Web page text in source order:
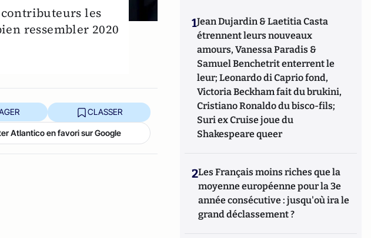
contributeurs les
ressembler 2020
CLASSER
Atlantico en favori sur Google
1Jean Dujardin & Laetitia Casta
étrennent leurs nouveaux
amours, Vanessa Paradis &
Samuel Benchetrit enterrent le
leur; Leonardo di Caprio fond,
Victoria Beckham fait du brukini,
Cristiano Ronaldo du bisco-fils;
Suri ex Cruise joue du
Shakespeare queer
2Les Français moins riches que la
moyenne européenne pour la 3e
année consécutive : jusqu'où ira le
grand déclassement ?